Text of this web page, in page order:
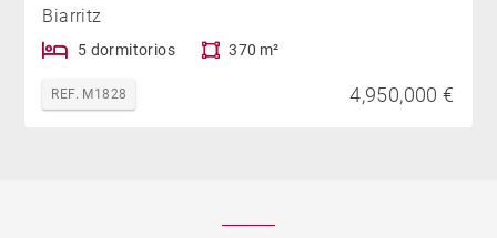
Biarritz
5 dormitorios 370 m²
REF. M1828 4,950,000 €